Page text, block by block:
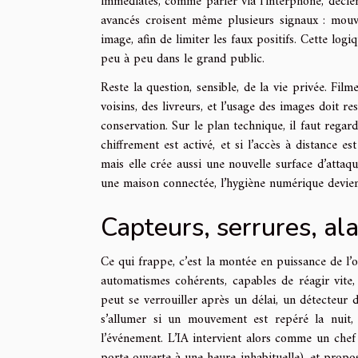
avancés croisent même plusieurs signaux :
image, afin de limiter les faux positifs. Cette
peu à peu dans le grand public.
Reste la question, sensible, de la vie privée.
voisins, des livreurs, et l’usage des images doit
conservation. Sur le plan technique, il faut
chiffrement est activé, et si l’accès à distance
mais elle crée aussi une nouvelle surface
une maison connectée, l’hygiène numérique
Capteurs, serrures,
Ce qui frappe, c’est la montée en puissance de
automatismes cohérents, capables de réagir
peut se verrouiller après un délai, un détecteur
s’allumer si un mouvement est repéré la
l’événement. L’IA intervient alors comme un